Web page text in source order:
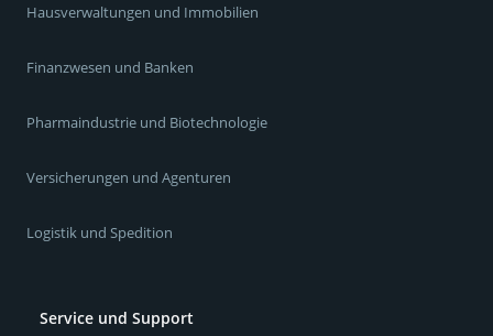
Hausverwaltungen und Immobilien
Finanzwesen und Banken
Pharmaindustrie und Biotechnologie
Versicherungen und Agenturen
Logistik und Spedition
Service und Support